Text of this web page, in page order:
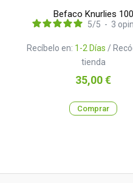
Befaco Knurlies 100
Recíbelo en: 1-2 Días /
tienda
5/5 - 3
Precio
35,00 €
Comprar